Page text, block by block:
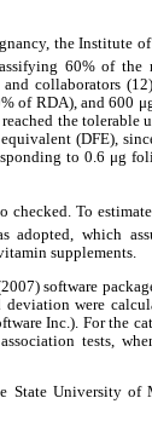
the Institute
60% of
collaborators
of RDA), and 600
the
(DFE),
to 0.6 μg
checked. To
adopted, which
supplements.
software
were
Inc.). For the
tests,
University of